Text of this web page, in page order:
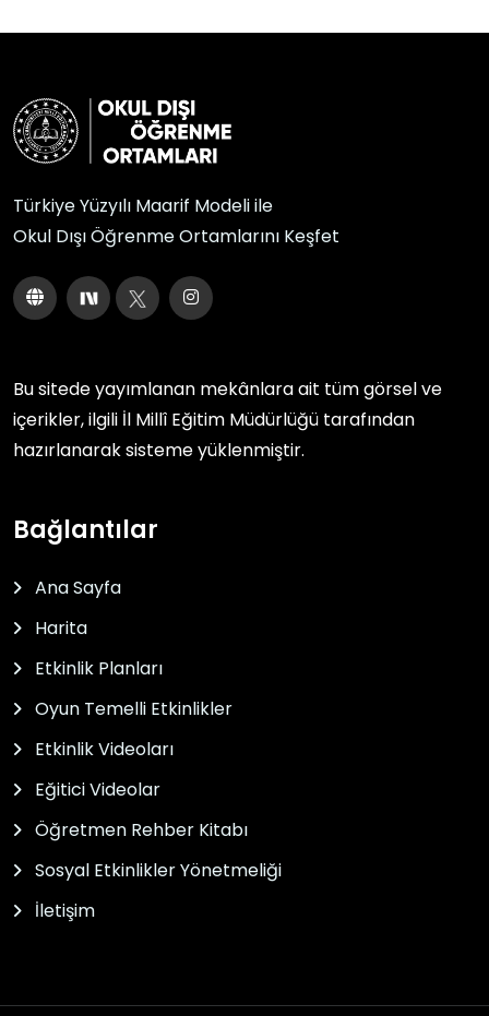
Türkiye Yüzyılı Maarif Modeli ile
Okul Dışı Öğrenme Ortamlarını Keşfet
Bu sitede yayımlanan mekânlara ait tüm görsel ve
içerikler, ilgili İl Millî Eğitim Müdürlüğü tarafından
hazırlanarak sisteme yüklenmiştir.
Bağlantılar
Ana Sayfa
Harita
Etkinlik Planları
Oyun Temelli Etkinlikler
Etkinlik Videoları
Eğitici Videolar
Öğretmen Rehber Kitabı
Sosyal Etkinlikler Yönetmeliği
İletişim